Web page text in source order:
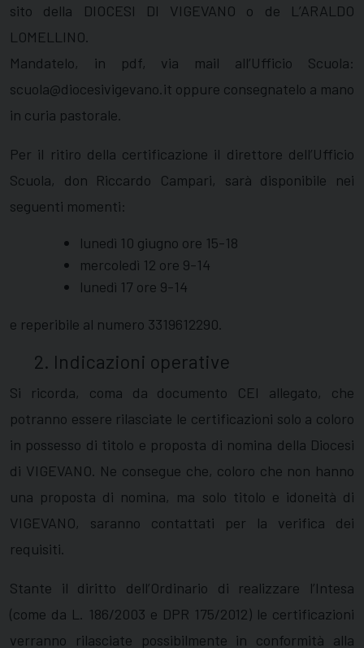
sito della
DIOCESI DI VIGEVANO o de L’ARALDO
LOMELLINO.
Mandatelo, in pdf, via mail all’Ufficio Scuola:
scuola@diocesivigevano.it oppure consegnatelo a mano
in curia pastorale.
Per il ritiro della certificazione il direttore dell’Ufficio
Scuola, don Riccardo Campari, sarà disponibile nei
seguenti momenti:
lunedì 10 giugno ore 15-18
mercoledì 12 ore 9-14
lunedì 17 ore 9-14
e reperibile al numero 3319612290.
2. Indicazioni operative
Si ricorda, coma da documento CEI allegato, che
potranno essere rilasciate le certificazioni solo a coloro
in possesso di titolo e proposta di nomina della Diocesi
di VIGEVANO. Ne consegue che, coloro che non hanno
una proposta di nomina, ma solo titolo e idoneità di
VIGEVANO, saranno contattati per la verifica dei
requisiti.
Stante il diritto dell’Ordinario di realizzare l’Intesa
(come da L. 186/2003 e DPR 175/2012) le certificazioni
verranno rilasciate possibilmente in conformità alla